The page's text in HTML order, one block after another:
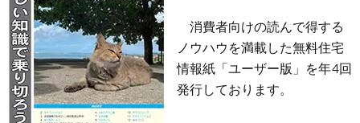
消費者向けの読んで得する
ノウハウを満載した無料住宅
情報紙「ユーザー版」を年4回
発行しております。